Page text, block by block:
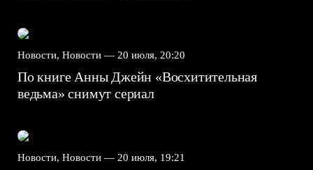
Новости, Новости — 20 июля, 20:20
По книге Анны Джейн «Восхитительная
ведьма» снимут сериал
Новости, Новости — 20 июля, 19:21